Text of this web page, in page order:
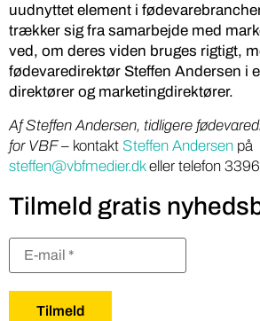
uudnyttet element i
trækker sig fra samarbejde med
ved, om deres viden bruges rigtigt,
fødevaredirektør Steffen Andersen i
direktører og marketingdirektører.
Af Steffen Andersen, tidligere
for VBF– kontakt Steffen Andersen på
steffen@vbfmedier.dkeller telefon
Tilmeld gratis